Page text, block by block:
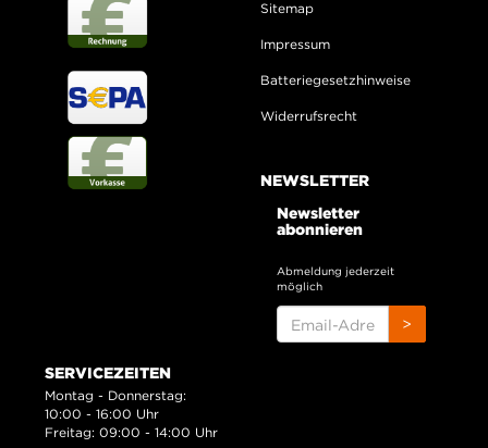
Sitemap
Impressum
Batteriegesetzhinweise
Widerrufsrecht
NEWSLETTER
Newsletter
abonnieren
Abmeldung jederzeit
möglich
ADRESSE
>
SERVICEZEITEN
Montag - Donnerstag:
10:00 - 16:00 Uhr
Freitag: 09:00 - 14:00 Uhr